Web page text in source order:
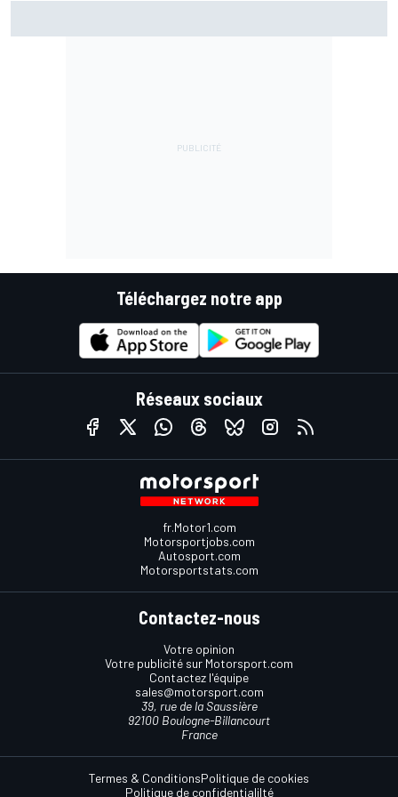
Téléchargez notre app
Réseaux sociaux
fr.Motor1.com
Motorsportjobs.com
Autosport.com
Motorsportstats.com
Contactez-nous
Votre opinion
Votre publicité sur Motorsport.com
Contactez l'équipe
sales@motorsport.com
39, rue de la Saussière
92100 Boulogne-Billancourt
France
Termes & ConditionsPolitique de cookies
Politique de confidentialilté